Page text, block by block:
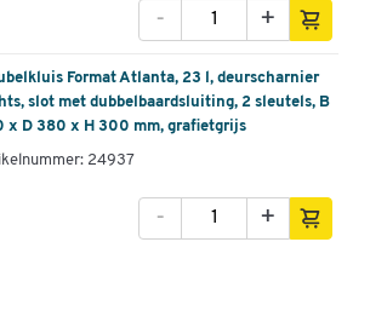
+
-
Format Atlanta, 23 l, deurscharnier
slot met dubbelbaardsluiting, 2 sleutels, B
x D 380 x H 300 mm, grafietgrijs
24937
+
-